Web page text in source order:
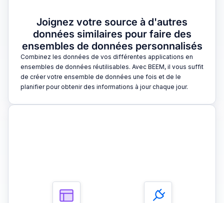
Joignez votre source à d'autres
données similaires pour faire des
ensembles de données personnalisés
Combinez les données de vos différentes applications en
ensembles de données réutilisables. Avec BEEM, il vous suffit
de créer votre ensemble de données une fois et de le
planifier pour obtenir des informations à jour chaque jour.